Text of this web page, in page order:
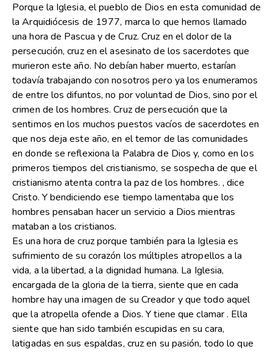
Porque la Iglesia, el pueblo de Dios en esta comunidad de
la Arquidiócesis de 1977, marca lo que hemos llamado
una hora de Pascua y de Cruz. Cruz en el dolor de la
persecución, cruz en el asesinato de los sacerdotes que
murieron este año. No debían haber muerto, estarían
todavía trabajando con nosotros pero ya los enumeramos
de entre los difuntos, no por voluntad de Dios, sino por el
crimen de los hombres. Cruz de persecución que la
sentimos en los muchos puestos vacíos de sacerdotes en
que nos deja este año, en el temor de las comunidades
en donde se reflexiona la Palabra de Dios y, como en los
primeros tiempos del cristianismo, se sospecha de que el
cristianismo atenta contra la paz de los hombres. , dice
Cristo. Y bendiciendo ese tiempo lamentaba que los
hombres pensaban hacer un servicio a Dios mientras
mataban a los cristianos.
Es una hora de cruz porque también para la Iglesia es
sufrimiento de su corazón los múltiples atropellos a la
vida, a la libertad, a la dignidad humana. La Iglesia,
encargada de la gloria de la tierra, siente que en cada
hombre hay una imagen de su Creador y que todo aquel
que la atropella ofende a Dios. Y tiene que clamar . Ella
siente que han sido también escupidas en su cara,
latigadas en sus espaldas, cruz en su pasión, todo lo que